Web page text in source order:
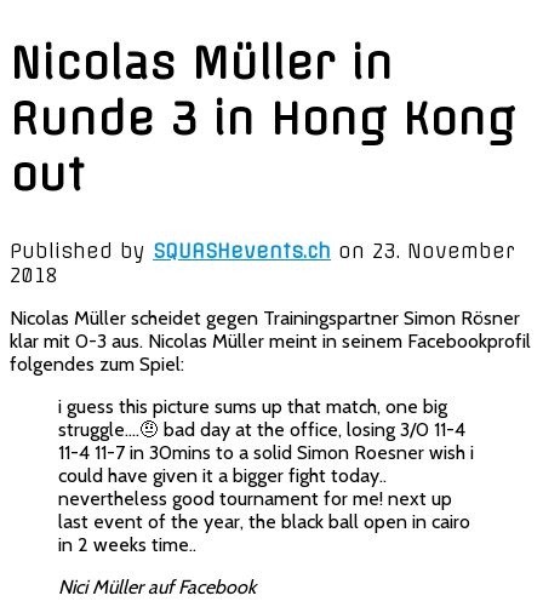
Nicolas Müller in
Runde 3 in Hong Kong
out
Published by SQUASHevents.ch on 23. November
2018
Nicolas Müller scheidet gegen Trainingspartner Simon Rösner
klar mit 0-3 aus. Nicolas Müller meint in seinem Facebookprofil
folgendes zum Spiel:
i guess this picture sums up that match, one big
struggle….🤨 bad day at the office, losing 3/0 11-4
11-4 11-7 in 30mins to a solid Simon Roesner wish i
could have given it a bigger fight today..
nevertheless good tournament for me! next up
last event of the year, the black ball open in cairo
in 2 weeks time..
Nici Müller auf Facebook